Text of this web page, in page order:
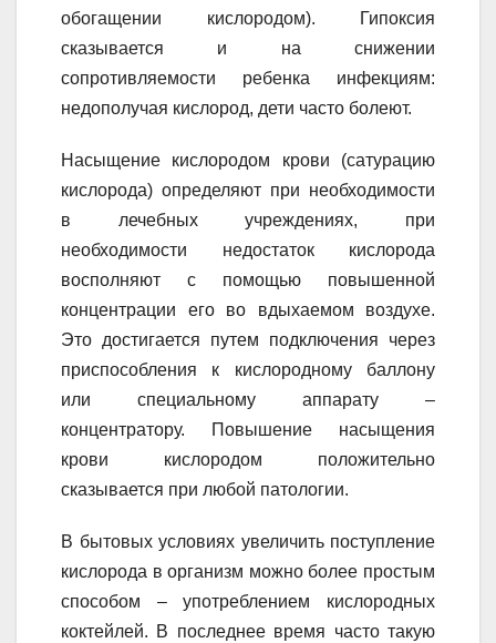
обогащении кислородом). Гипоксия
сказывается и на снижении
сопротивляемости ребенка инфекциям:
недополучая кислород, дети часто болеют.
Насыщение кислородом крови (сатурацию
кислорода) определяют при необходимости
в лечебных учреждениях, при
необходимости недостаток кислорода
восполняют с помощью повышенной
концентрации его во вдыхаемом воздухе.
Это достигается путем подключения через
приспособления к кислородному баллону
или специальному аппарату –
концентратору. Повышение насыщения
крови кислородом положительно
сказывается при любой патологии.
В бытовых условиях увеличить поступление
кислорода в организм можно более простым
способом – употреблением кислородных
коктейлей. В последнее время часто такую